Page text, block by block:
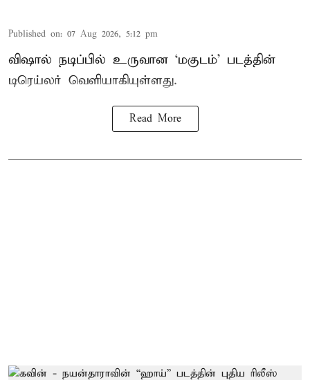
Published on: 07 Aug 2026, 5:12 pm
விஷால் நடிப்பில் உருவான ‘மகுடம்’ படத்தின்
டிரெய்லர் வெளியாகியுள்ளது.
Read More